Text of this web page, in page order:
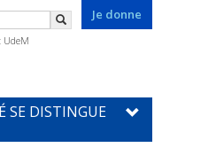
Je donne
Rechercher
SE DISTINGUE